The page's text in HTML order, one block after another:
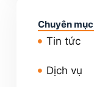
Chuyên mục
Tin tức
Dịch vụ